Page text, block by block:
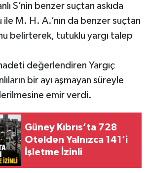
S’nin benzer suçtan askıda
ile M. H. A.’nın da benzer suçtan
belirterek, tutuklu yargı talep
değerlendiren Yargıç
bir ayı aşmayan süreyle
emir verdi.
Güney Kıbrıs’ta 728
Otelden Yalnızca 141’i
İşletme İzinli